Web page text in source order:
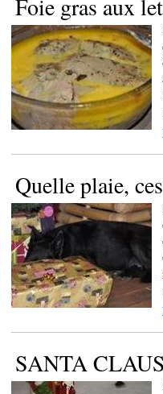
Foie gras aux
Quelle plaie,
SANTA